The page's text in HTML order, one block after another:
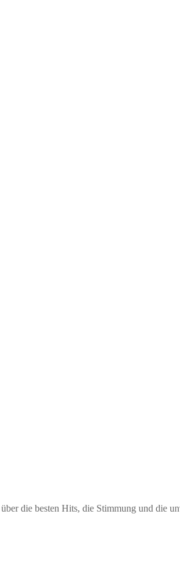
die besten Hits, die Stimmung und die